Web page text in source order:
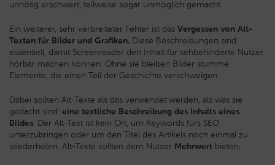
unnötig erschwert, teilweise sogar unmöglich gemacht.
Ein weiterer, sehr verbreiteter Fehler ist das Vergessen von Alt-
Texten für Bilder und Grafiken. Diese Beschreibungen sind
essentiell, damit Screenreader den Inhalt für sehbehinderte Nutzer
hörbar machen können. Ohne sie bleiben Bilder stumme
Elemente, die einen Teil der Geschichte verschweigen.
Dabei sollten Alt-Texte als das verwendet werden, als was sie
gedacht sind: eine textliche Beschreibung des Inhalts eines
Bildes. Der Alt-Text ist kein Ort, um Keywords fürs SEO
unterzubringen oder um den Titel des Artikels noch einmal zu
wiederholen. Alt-Texte sollten dem Nutzer Mehrwert bieten.